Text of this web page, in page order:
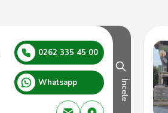
0262 335 45 00
Whatsapp İncele